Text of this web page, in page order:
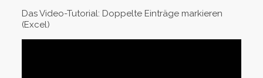
Das Video-Tutorial: Doppelte Einträge markieren
(Excel)